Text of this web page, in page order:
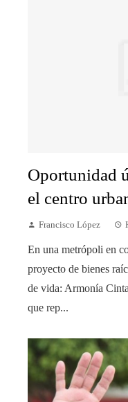
Oportunidad
el centro
Francisco López
En una metrópoli en
proyecto de bienes
de vida: Armonía
que rep...